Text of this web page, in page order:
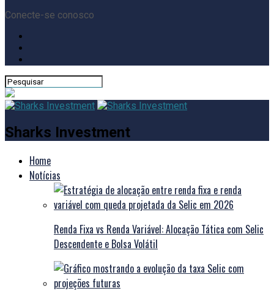
Conecte-se conosco
Sharks Investment
Home
Notícias
Renda Fixa vs Renda Variável: Alocação Tática com Selic
Descendente e Bolsa Volátil